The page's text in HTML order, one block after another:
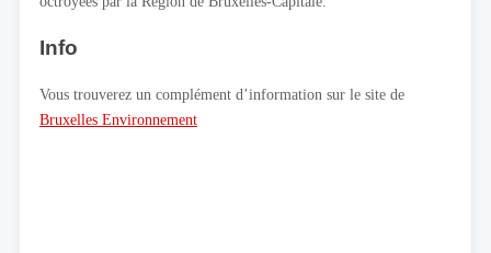
Info
Vous trouverez un complément d’information sur le site de
Bruxelles Environnement